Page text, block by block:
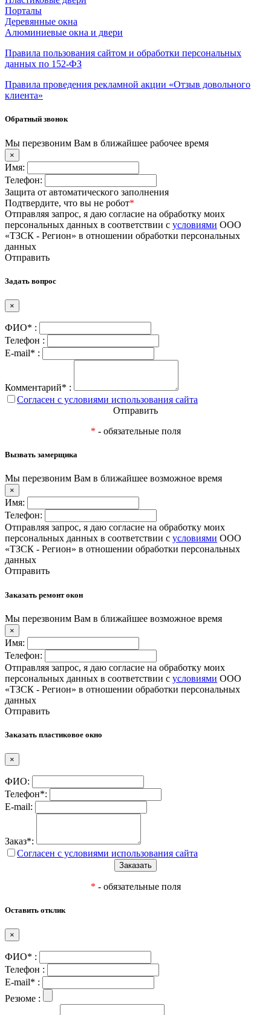
Порталы
Деревянные окна
Алюминиевые окна и двери
Правила пользования сайтом и обработки персональных
данных по 152-ФЗ
Правила проведения рекламной акции «Отзыв довольного
клиента»
Обратный звонок
Мы перезвоним Вам в ближайшее рабочее время
×
Имя:
Телефон:
Защита от автоматического заполнения
Подтвердите, что вы не робот*
Отправляя запрос, я даю согласие на обработку моих
персональных данных в соответствии с условиями ООО
«ТЗСК - Регион» в отношении обработки персональных
данных
Отправить
Задать вопрос
×
ФИО* :
Телефон :
E-mail* :
Комментарий* :
Согласен с условиями использования сайта
Отправить
* - обязательные поля
Вызвать замерщика
Мы перезвоним Вам в ближайшее возможное время
×
Имя:
Телефон:
Отправляя запрос, я даю согласие на обработку моих
персональных данных в соответствии с условиями ООО
«ТЗСК - Регион» в отношении обработки персональных
данных
Отправить
Заказать ремонт окон
Мы перезвоним Вам в ближайшее возможное время
×
Имя:
Телефон:
Отправляя запрос, я даю согласие на обработку моих
персональных данных в соответствии с условиями ООО
«ТЗСК - Регион» в отношении обработки персональных
данных
Отправить
Заказать пластиковое окно
×
ФИО:
Телефон*:
E-mail:
Заказ*:
Согласен с условиями использования сайта
* - обязательные поля
Оставить отклик
×
ФИО* :
Телефон :
E-mail* :
Резюме :